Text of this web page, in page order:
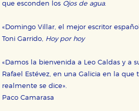
que esconden los Ojos de agua.
«Domingo Villar, el mejor escritor
Toni Garrido, Hoy por hoy
«Damos la bienvenida a Leo Caldas y a
Rafael Estévez, en una Galicia en la
realmente se dice».
Paco Camarasa